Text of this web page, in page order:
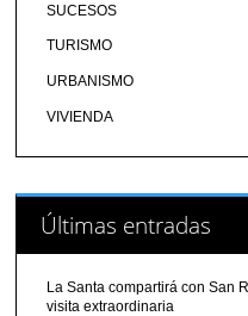
SUCESOS
TURISMO
URBANISMO
VIVIENDA
Últimas entradas
La Santa compartirá con San
visita extraordinaria